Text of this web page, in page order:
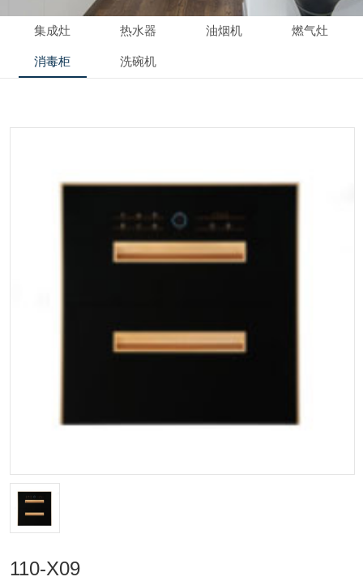
集成灶 热水器 油烟机 燃气灶
消毒柜 洗碗机
110-X09